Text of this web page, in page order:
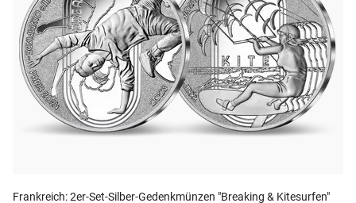
Frankreich: 2er-Set-Silber-Gedenkmünzen "Breaking & Kitesurfen"